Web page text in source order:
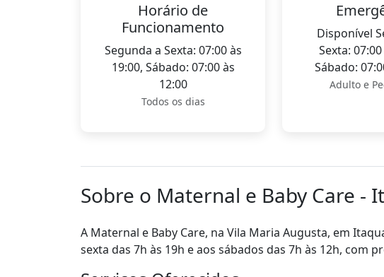
Horário de
Funcionamento
Segunda a Sexta: 07:00 às
19:00, Sábado: 07:00 às
12:00
Todos os dias
Disponível
Sexta:
Sábado:
Adulto e
Sobre o Maternal e Baby Care -
A Maternal e Baby Care, na Vila Maria Augusta, em
sexta das 7h às 19h e aos sábados das 7h às 12h, com